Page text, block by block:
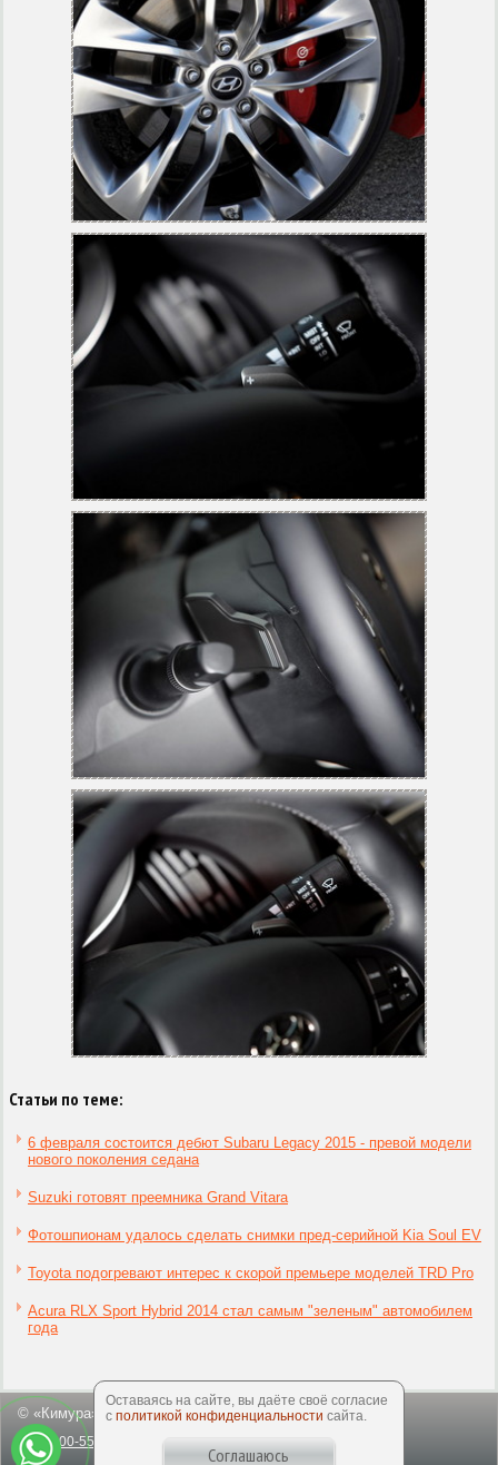
Статьи по теме:
6 февраля состоится дебют Subaru Legacy 2015 - превой модели
нового поколения седана
Suzuki готовят преемника Grand Vitara
Фотошпионам удалось сделать снимки пред-серийной Kia Soul EV
Toyota подогревают интерес к скорой премьере моделей TRD Pro
Acura RLX Sport Hybrid 2014 стал самым "зеленым" автомобилем
года
© «Кимура», 2003-2026
8-800-550-50-64
Оставаясь на сайте, вы даёте своё согласие
с политикой конфиденциальности сайта.
Соглашаюсь